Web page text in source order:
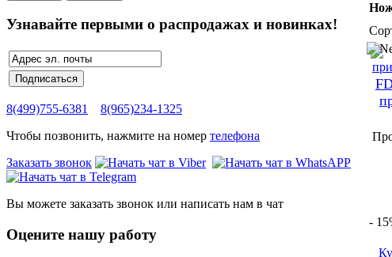
-
Узнавайте первыми о распродажах и новинках!
8(499)755-6381
8(965)234-1325
Чтобы позвонить, нажмите на номер телефона
Заказать звонок
Вы можете заказать звонок или написать нам в чат
Оцените нашу работу